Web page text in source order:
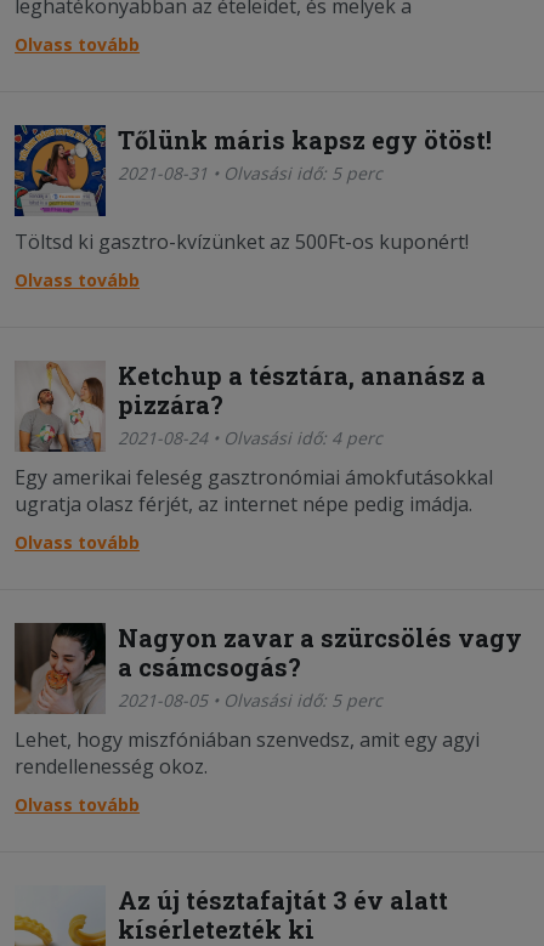
leghatékonyabban az ételeidet, és melyek a
szarvashibák.
Olvass tovább
Tőlünk máris kapsz egy ötöst!
2021-08-31 • Olvasási idő: 5 perc
Töltsd ki gasztro-kvízünket az 500Ft-os kuponért!
Olvass tovább
Ketchup a tésztára, ananász a
pizzára?
2021-08-24 • Olvasási idő: 4 perc
Egy amerikai feleség gasztronómiai ámokfutásokkal
ugratja olasz férjét, az internet népe pedig imádja.
Olvass tovább
Nagyon zavar a szürcsölés vagy
a csámcsogás?
2021-08-05 • Olvasási idő: 5 perc
Lehet, hogy miszfóniában szenvedsz, amit egy agyi
rendellenesség okoz.
Olvass tovább
Az új tésztafajtát 3 év alatt
kísérletezték ki